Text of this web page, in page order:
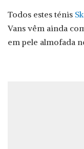
Todos estes ténis
Vans vêm ainda
em pele almofada